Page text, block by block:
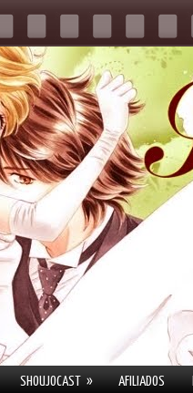
SHOUJOCAST » AFILIADOS